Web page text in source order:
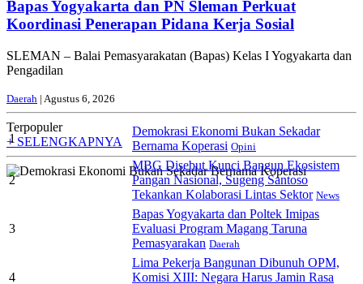
Bapas Yogyakarta dan PN Sleman Perkuat
Koordinasi Penerapan Pidana Kerja Sosial
SLEMAN – Balai Pemasyarakatan (Bapas) Kelas I Yogyakarta dan
Pengadilan
Daerah | Agustus 6, 2026
Terpopuler
+ SELENGKAPNYA
1
Demokrasi Ekonomi Bukan Sekadar
Bernama Koperasi Opini
2
MBG Disebut Kunci Bangun Ekosistem
Pangan Nasional, Sugeng Santoso
Tekankan Kolaborasi Lintas Sektor News
3
Bapas Yogyakarta dan Poltek Imipas
Evaluasi Program Magang Taruna
Pemasyarakan Daerah
4
Lima Pekerja Bangunan Dibunuh OPM,
Komisi XIII: Negara Harus Jamin Rasa